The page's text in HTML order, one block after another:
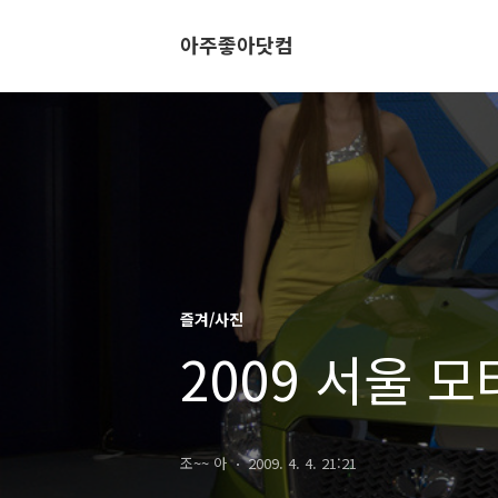
아주좋아닷컴
즐겨/사진
2009 서울 모
조~~ 아 2009. 4. 4. 21:21